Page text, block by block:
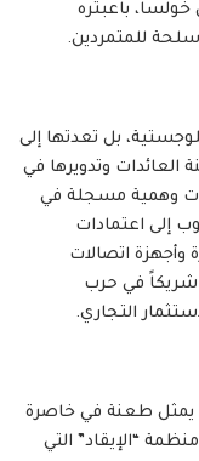
باعبتره
للمتمردين.
بل تعدتها إلى
العائدات وتدويرها في
وهمية مسجلة في
إلى اعتمادات
اتصالات
شريكاً في حرب
التجاري.
يمثل طعنة في خاصرة
“الإيقاد” التي